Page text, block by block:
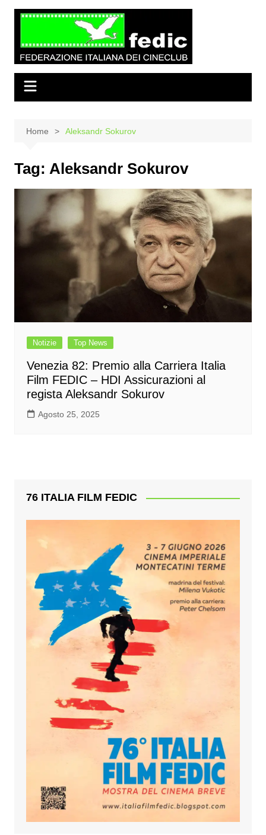
Salta
Home Aleksandr Sokurov
Tag: Aleksandr Sokurov
Notizie Top News
Venezia 82: Premio alla Carriera Italia
Film FEDIC – HDI Assicurazioni al
regista Aleksandr Sokurov
Agosto 25, 2025
76 ITALIA FILM FEDIC